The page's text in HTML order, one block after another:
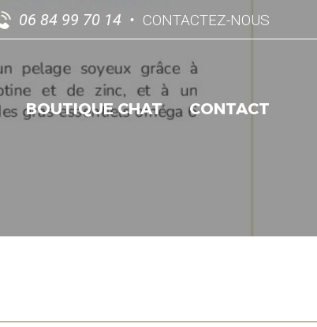
06 84 99 70 14 CONTACTEZ-NOUS
BOUTIQUE CHAT CONTACT